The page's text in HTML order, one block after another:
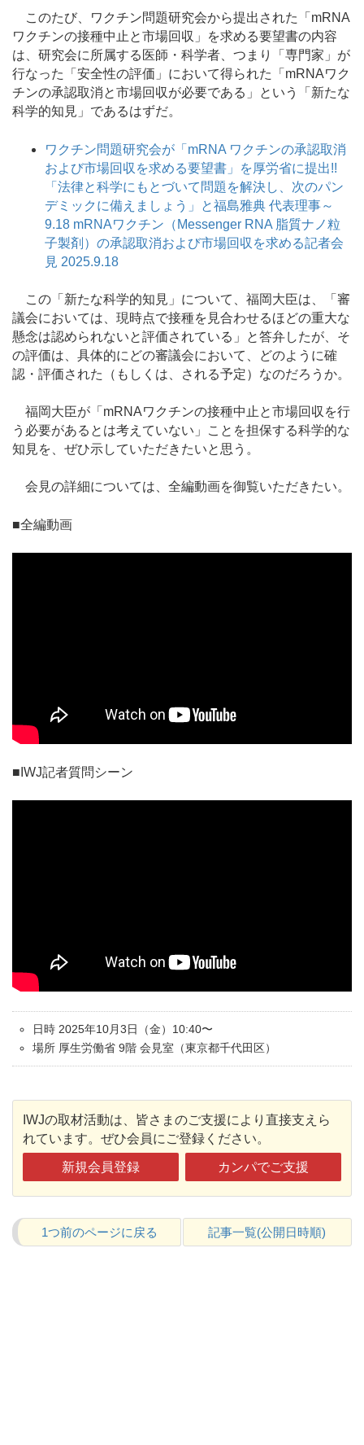
このたび、ワクチン問題研究会から提出された「mRNA
ワクチンの接種中止と市場回収」を求める要望書の内容
は、研究会に所属する医師・科学者、つまり「専門家」が
行なった「安全性の評価」において得られた「mRNAワク
チンの承認取消と市場回収が必要である」という「新たな
科学的知見」であるはずだ。
ワクチン問題研究会が「mRNA ワクチンの承認取消
および市場回収を求める要望書」を厚労省に提出!!
「法律と科学にもとづいて問題を解決し、次のパン
デミックに備えましょう」と福島雅典 代表理事～
9.18 mRNAワクチン（Messenger RNA 脂質ナノ粒
子製剤）の承認取消および市場回収を求める記者会
見 2025.9.18
この「新たな科学的知見」について、福岡大臣は、「審
議会においては、現時点で接種を見合わせるほどの重大な
懸念は認められないと評価されている」と答弁したが、そ
の評価は、具体的にどの審議会において、どのように確
認・評価された（もしくは、される予定）なのだろうか。
福岡大臣が「mRNAワクチンの接種中止と市場回収を行
う必要があるとは考えていない」ことを担保する科学的な
知見を、ぜひ示していただきたいと思う。
会見の詳細については、全編動画を御覧いただきたい。
■全編動画
■IWJ記者質問シーン
日時 2025年10月3日（金）10:40〜
場所 厚生労働省 9階 会見室（東京都千代田区）
IWJの取材活動は、皆さまのご支援により直接支えら
れています。ぜひ会員にご登録ください。
新規会員登録 カンパでご支援
1つ前のページに戻る 記事一覧(公開日時順)